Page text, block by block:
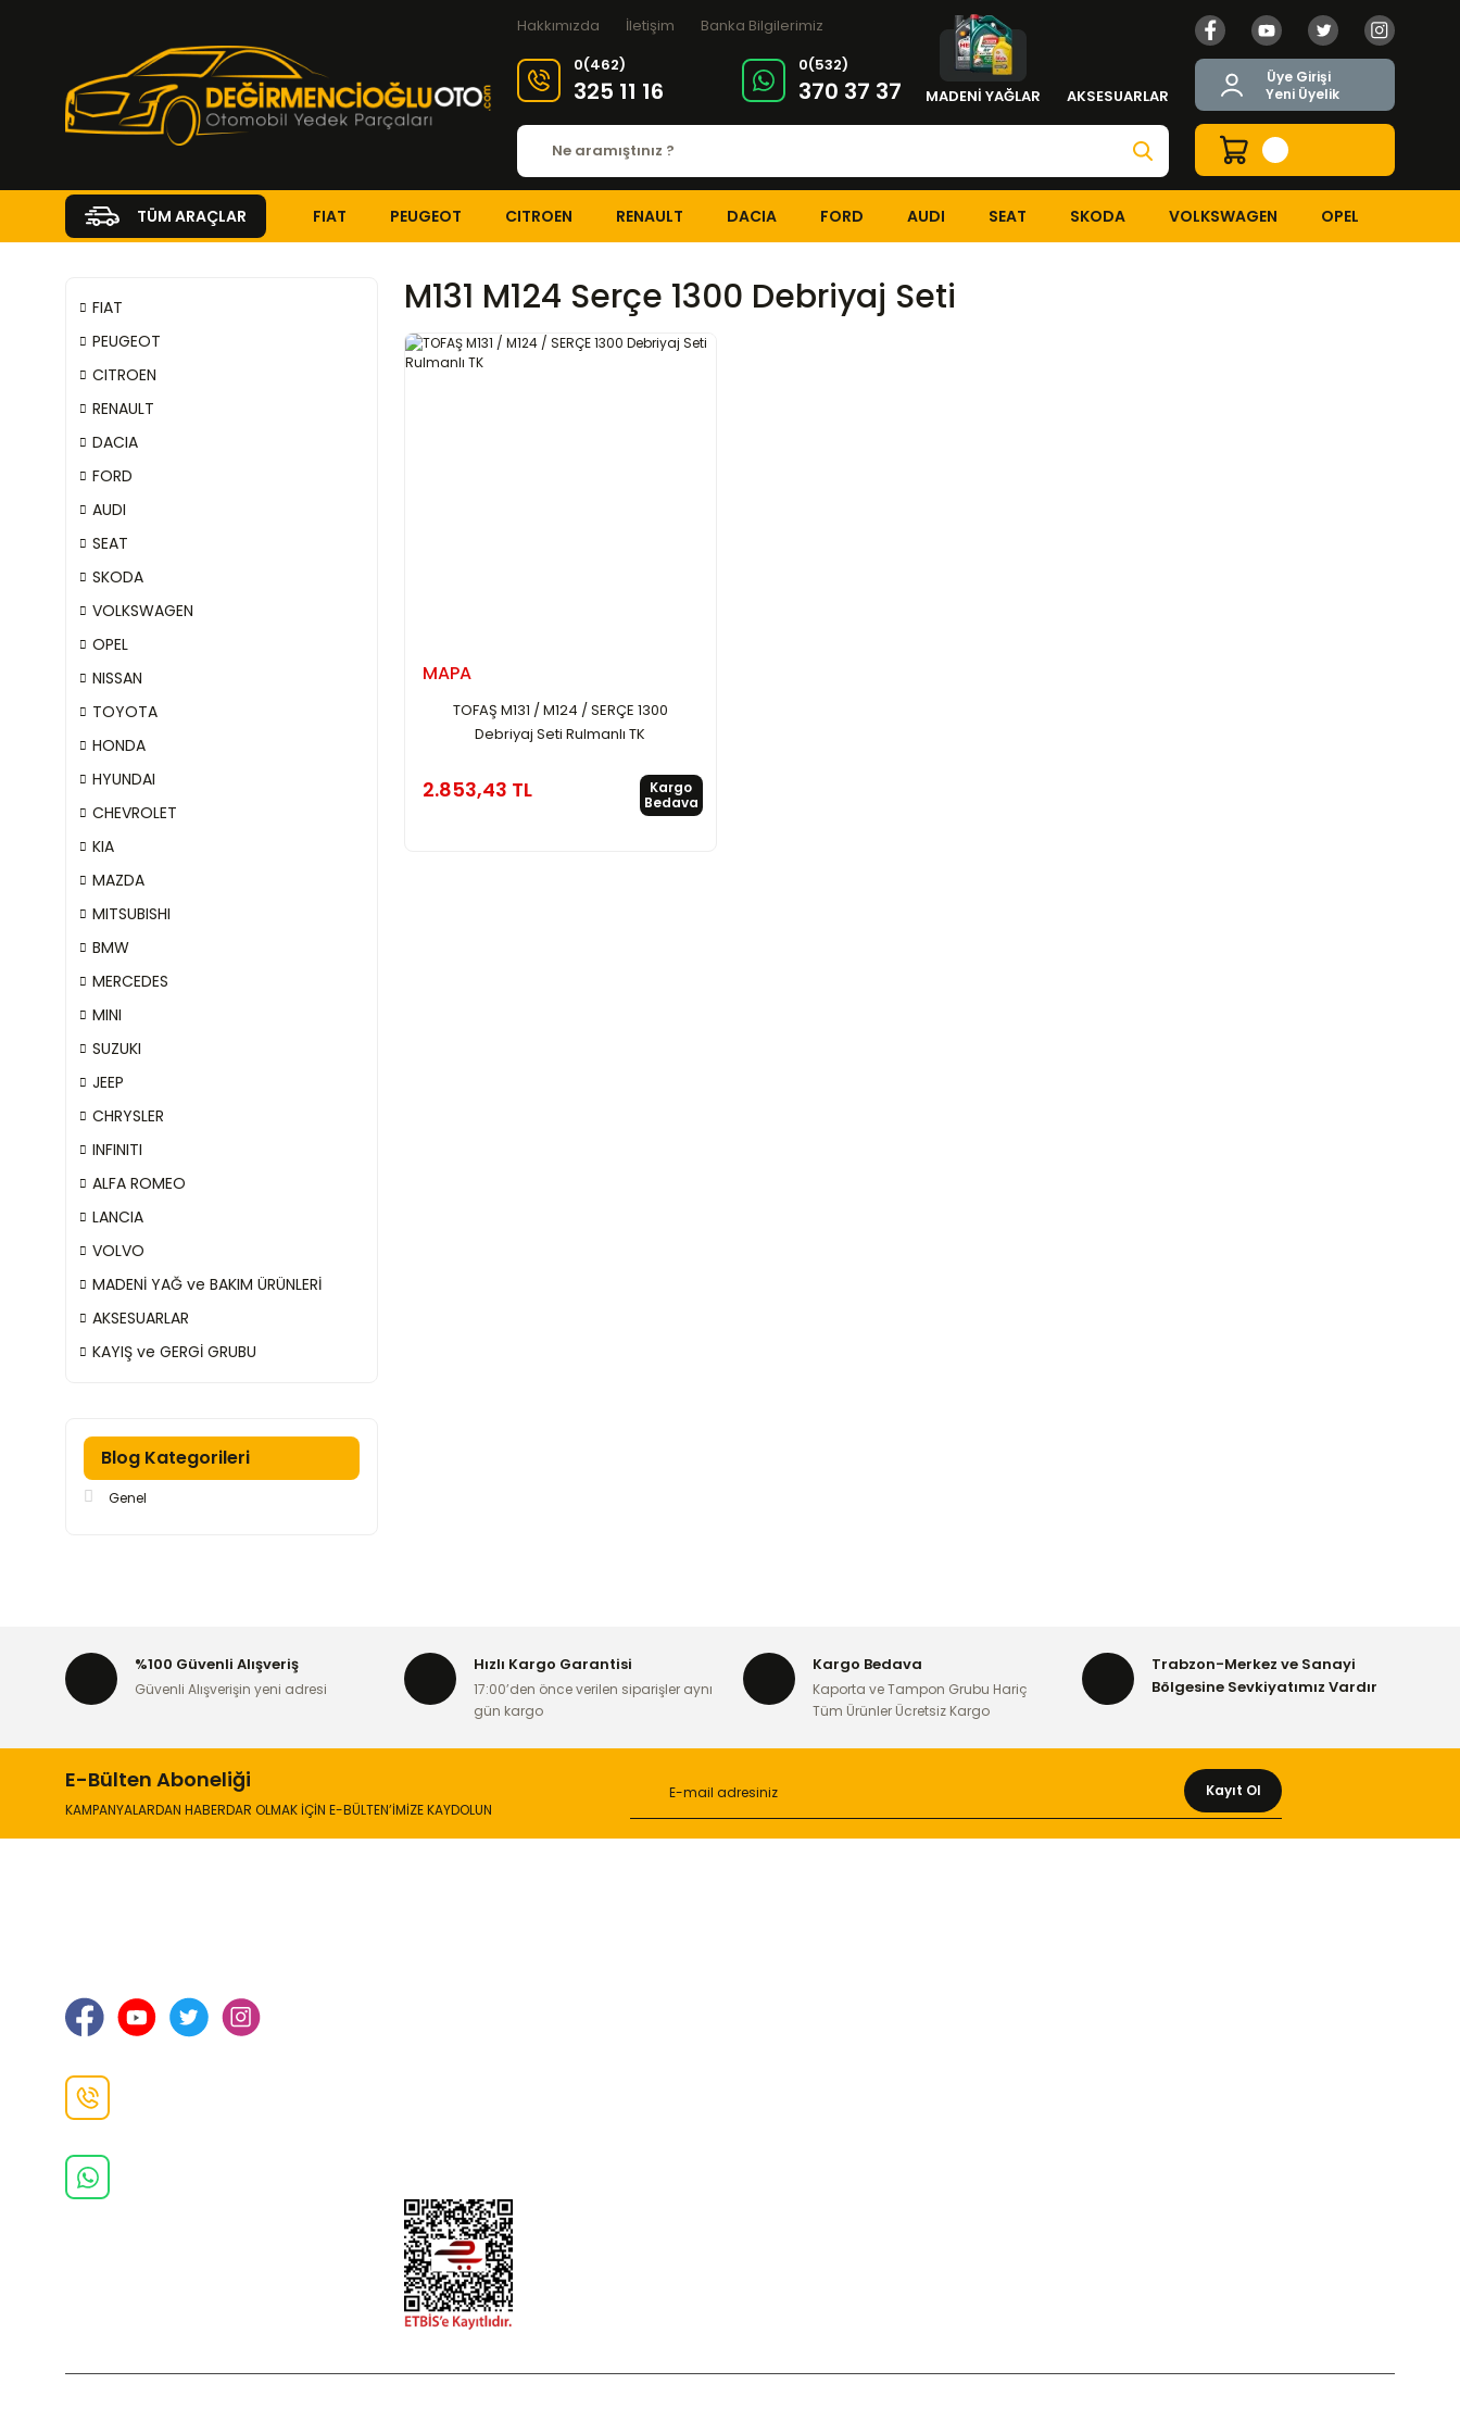
Hakkımızda İletişim
Banka Bilgilerimiz
0(462)
325 11 16
0(532)
370 37 37 MADENİ YAĞLAR AKSESUARLAR
Üye Girişi
Yeni Üyelik
TÜM ARAÇLAR FIAT PEUGEOT CITROEN RENAULT DACIA FORD AUDI SEAT SKODA VOLKSWAGEN OPEL
FIAT
PEUGEOT
CITROEN
RENAULT
DACIA
FORD
AUDI
SEAT
SKODA
VOLKSWAGEN
OPEL
NISSAN
TOYOTA
HONDA
HYUNDAI
CHEVROLET
KIA
MAZDA
MITSUBISHI
BMW
MERCEDES
MINI
SUZUKI
JEEP
CHRYSLER
INFINITI
ALFA ROMEO
LANCIA
VOLVO
MADENİ YAĞ ve BAKIM ÜRÜNLERİ
AKSESUARLAR
KAYIŞ ve GERGİ GRUBU
Blog Kategorileri
Genel
M131 M124 Serçe 1300 Debriyaj Seti
MAPA
TOFAŞ M131 / M124 / SERÇE 1300
Debriyaj Seti Rulmanlı TK
2.853,43 TL
Kargo
Bedava
%100 Güvenli Alışveriş
Güvenli Alışverişin yeni adresi
Hızlı Kargo Garantisi
17:00’den önce verilen siparişler aynı
gün kargo
Kargo Bedava
Kaporta ve Tampon Grubu Hariç
Tüm Ürünler Ücretsiz Kargo
Trabzon-Merkez ve Sanayi
Bölgesine Sevkiyatımız Vardır
E-Bülten Aboneliği
KAMPANYALARDAN HABERDAR OLMAK İÇİN E-BÜLTEN’İMİZE KAYDOLUN
Kayıt Ol